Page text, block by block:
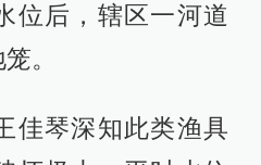
位后，辖区一河道
。
佳琴深知此类渔具